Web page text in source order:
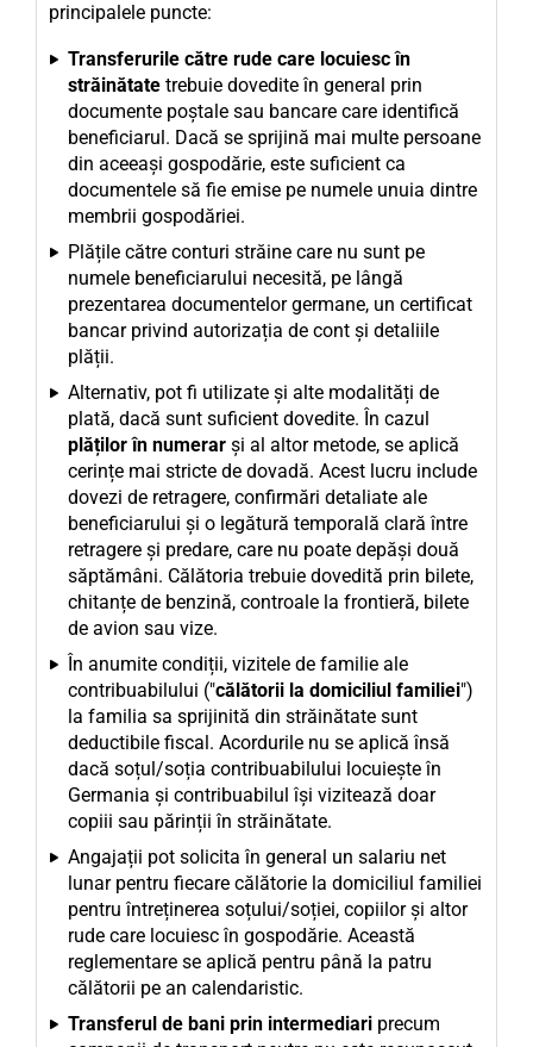
principalele puncte:
Transferurile către rude care locuiesc în
străinătate trebuie dovedite în general prin
documente poștale sau bancare care identifică
beneficiarul. Dacă se sprijină mai multe persoane
din aceeași gospodărie, este suficient ca
documentele să fie emise pe numele unuia dintre
membrii gospodăriei.
Plățile către conturi străine care nu sunt pe
numele beneficiarului necesită, pe lângă
prezentarea documentelor germane, un certificat
bancar privind autorizația de cont și detaliile
plății.
Alternativ, pot fi utilizate și alte modalități de
plată, dacă sunt suficient dovedite. În cazul
plăților în numerar și al altor metode, se aplică
cerințe mai stricte de dovadă. Acest lucru include
dovezi de retragere, confirmări detaliate ale
beneficiarului și o legătură temporală clară între
retragere și predare, care nu poate depăși două
săptămâni. Călătoria trebuie dovedită prin bilete,
chitanțe de benzină, controale la frontieră, bilete
de avion sau vize.
În anumite condiții, vizitele de familie ale
contribuabilului ("călătorii la domiciliul familiei")
la familia sa sprijinită din străinătate sunt
deductibile fiscal. Acordurile nu se aplică însă
dacă soțul/soția contribuabilului locuiește în
Germania și contribuabilul își vizitează doar
copiii sau părinții în străinătate.
Angajații pot solicita în general un salariu net
lunar pentru fiecare călătorie la domiciliul familiei
pentru întreținerea soțului/soției, copiilor și altor
rude care locuiesc în gospodărie. Această
reglementare se aplică pentru până la patru
călătorii pe an calendaristic.
Transferul de bani prin intermediari precum